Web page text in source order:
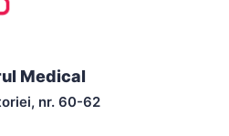
Medical
nr. 60-62